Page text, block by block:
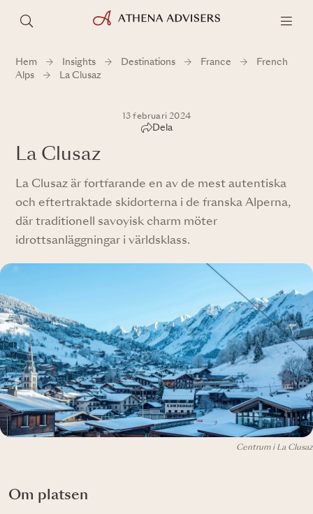
Hem Insights Destinations France
French
Alps
La Clusaz
13 februari 2024
Dela
La Clusaz
La Clusaz är fortfarande en av de mest autentiska
och eftertraktade skidorterna i de franska Alperna,
där traditionell savoyisk charm möter
idrottsanläggningar i världsklass.
Centrum i La Clusaz
Om platsen